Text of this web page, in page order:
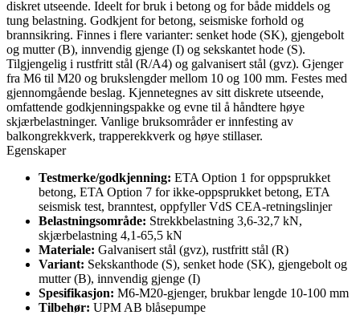
diskret utseende. Ideelt for bruk i betong og for både middels og
tung belastning. Godkjent for betong, seismiske forhold og
brannsikring. Finnes i flere varianter: senket hode (SK), gjengebolt
og mutter (B), innvendig gjenge (I) og sekskantet hode (S).
Tilgjengelig i rustfritt stål (R/A4) og galvanisert stål (gvz). Gjenger
fra M6 til M20 og brukslengder mellom 10 og 100 mm. Festes med
gjennomgående beslag. Kjennetegnes av sitt diskrete utseende,
omfattende godkjenningspakke og evne til å håndtere høye
skjærbelastninger. Vanlige bruksområder er innfesting av
balkongrekkverk, trapperekkverk og høye stillaser.
Egenskaper
Testmerke/godkjenning: ETA Option 1 for oppsprukket
betong, ETA Option 7 for ikke-oppsprukket betong, ETA
seismisk test, branntest, oppfyller VdS CEA-retningslinjer
Belastningsområde: Strekkbelastning 3,6-32,7 kN,
skjærbelastning 4,1-65,5 kN
Materiale: Galvanisert stål (gvz), rustfritt stål (R)
Variant: Sekskanthode (S), senket hode (SK), gjengebolt og
mutter (B), innvendig gjenge (I)
Spesifikasjon: M6-M20-gjenger, brukbar lengde 10-100 mm
Tilbehør: UPM AB blåsepumpe